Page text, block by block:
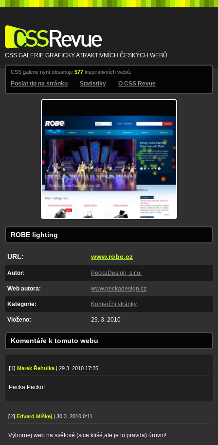
CSS Revue
CSS GALERIE GRAFICKY ATRAKTIVNÍCH ČESKÝCH WEBŮ
CSS galerie nyní obsahuje 577 inspirativních webů.
Poslat tip na stránku Statistiky O CSS Revue
ROBE lighting
URL: www.robe.cz
Autor: PeckaDesign, s.r.o.
Web autora: www.peckadesign.cz
Kategorie: Komerční stránky
Vloženo: 29. 3. 2010
Komentáře k tomuto webu
[1] Marek Řehulka | 29.3. 2010 17:25
Pecka Pecko!
[2] Edvard Miškej | 30.3. 2010 0:11
Výbornej web na světové (sice klišé,ale je to pravda) úrovni!